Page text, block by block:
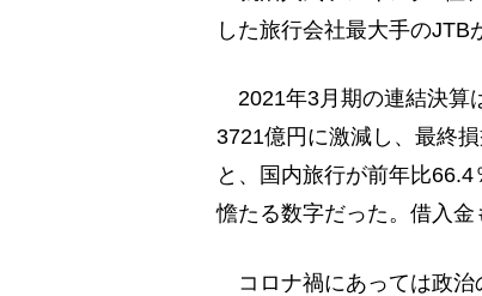
した旅行会社最大手のJTB
2021年3月期の連結決算
3721億円に激減し、最終
と、国内旅行が前年比
憺たる数字だった。借入金
コロナ禍にあっては政治